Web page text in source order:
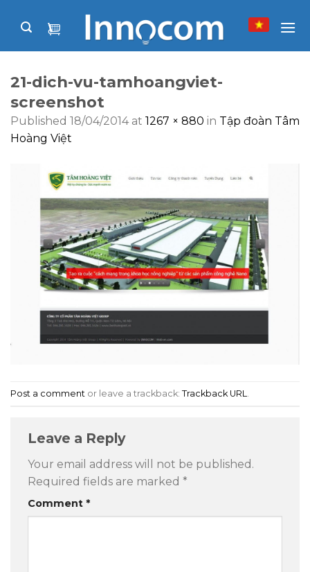
21-dich-vu-tamhoangviet-
screenshot
Published 18/04/2014at 1267 × 880 in Tập đoàn Tâm
Hoàng Việt
Post a comment or leave a trackback: Trackback URL
Leave a Reply
Your email address will not be published.
Required fields are marked *
Comment *